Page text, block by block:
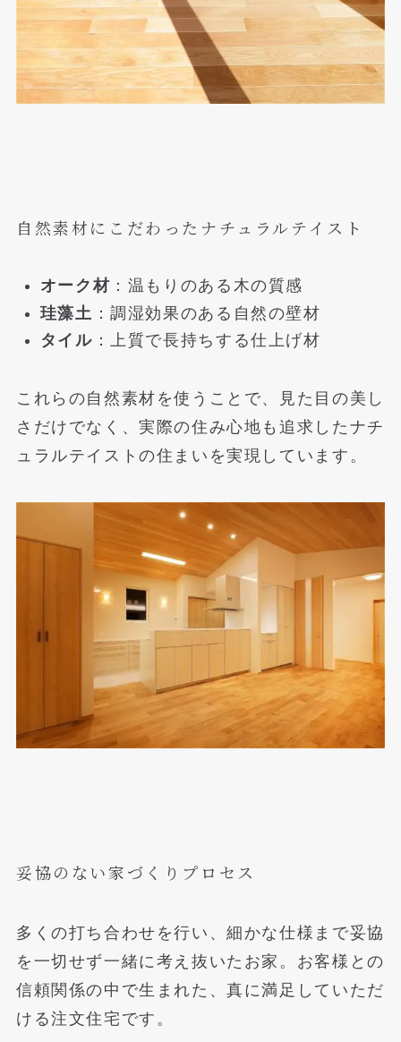
自然素材にこだわったナチュラルテイスト
オーク材 ：温もりのある木の質感
珪藻土 ：調湿効果のある自然の壁材
タイル ：上質で長持ちする仕上げ材
これらの自然素材を使うことで、見た目の美し
さだけでなく、実際の住み心地も追求したナチ
ュラルテイストの住まいを実現しています。
妥協のない家づくりプロセス
多くの打ち合わせを行い、細かな仕様まで妥協
を一切せず一緒に考え抜いたお家。お客様との
信頼関係の中で生まれた、真に満足していただ
ける注文住宅です。